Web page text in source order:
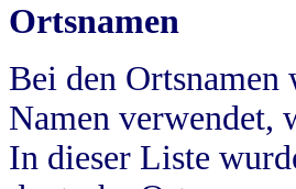
Ortsnamen
Bei den
Namen verwendet,
In dieser Liste